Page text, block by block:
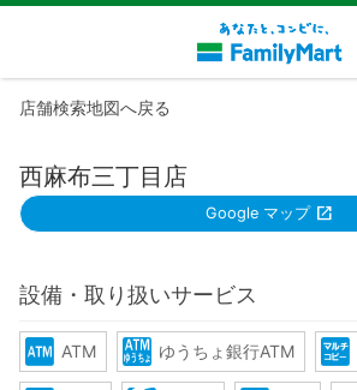
店舗検索地図へ戻る
西麻布三丁目店
Google マップ
設備・取り扱いサービス
ATM ゆうちょ銀行ATM